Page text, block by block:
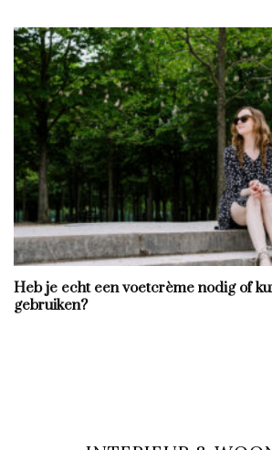
Heb je echt een voetcrème nodig of
gebruiken?